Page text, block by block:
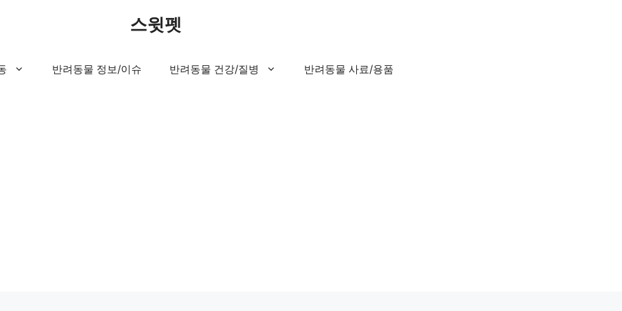
스윗펫
반려동물 정보/이슈 반려동물 건강/질병 반려동물 사료/용품